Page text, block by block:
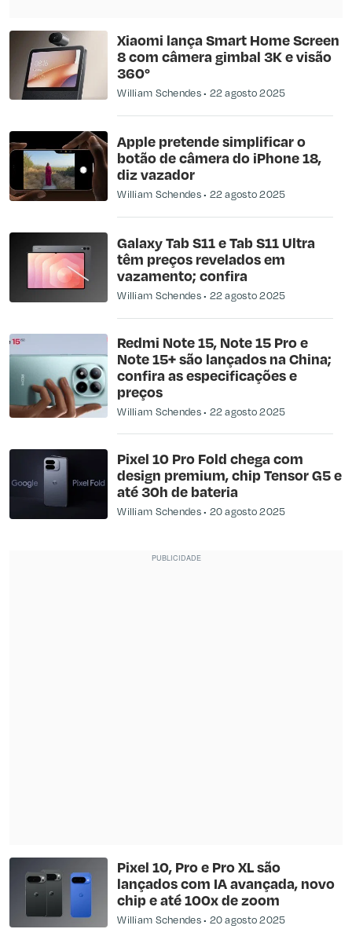
Xiaomi lança Smart Home Screen
8 com câmera gimbal 3K e visão
360°
William Schendes 22 agosto 2025
Apple pretende simplificar o
botão de câmera do iPhone 18,
diz vazador
William Schendes 22 agosto 2025
Galaxy Tab S11 e Tab S11 Ultra
têm preços revelados em
vazamento; confira
William Schendes 22 agosto 2025
Redmi Note 15, Note 15 Pro e
Note 15+ são lançados na China;
confira as especificações e
preços
William Schendes 22 agosto 2025
Pixel 10 Pro Fold chega com
design premium, chip Tensor G5 e
até 30h de bateria
William Schendes 20 agosto 2025
Pixel 10, Pro e Pro XL são
lançados com IA avançada, novo
chip e até 100x de zoom
William Schendes 20 agosto 2025